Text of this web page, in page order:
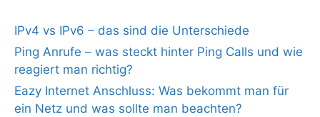
IPv4 vs IPv6 – das sind die Unterschiede
Ping Anrufe – was steckt hinter Ping Calls und wie
reagiert man richtig?
Eazy Internet Anschluss: Was bekommt man für
ein Netz und was sollte man beachten?